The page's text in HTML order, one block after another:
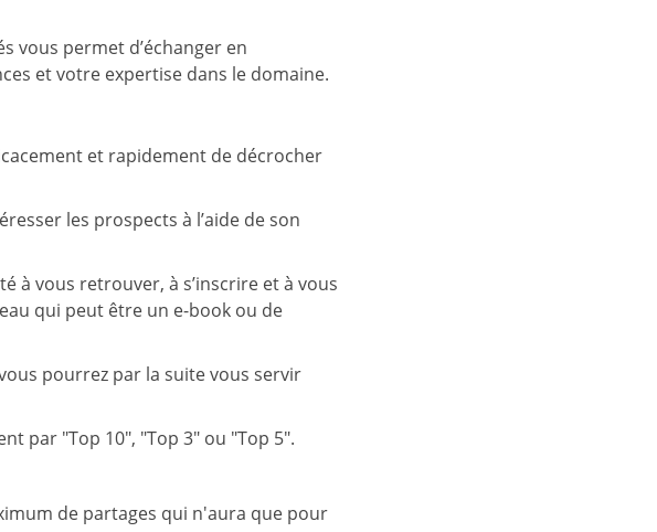
vous permet d’échanger en
et votre expertise dans le domaine.
et rapidement de décrocher
les prospects à l’aide de son
à vous retrouver, à s’inscrire et à vous
qui peut être un e-book ou de
pourrez par la suite vous servir
par "Top 10", "Top 3" ou "Top 5".
de partages qui n'aura que pour